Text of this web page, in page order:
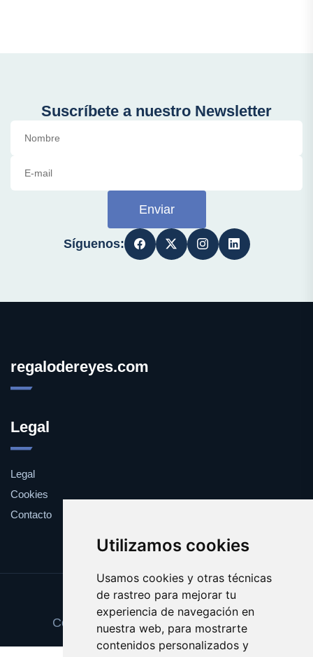
Utilizamos cookies
Usamos cookies y otras técnicas
de rastreo para mejorar tu
experiencia de navegación en
nuestra web, para mostrarte
contenidos personalizados y
Suscríbete a nuestro Newsletter
Enviar
Síguenos:
regalodereyes.com
Legal
Legal
Cookies
Contacto
Update cookies preferences
Copyright © 2025 regalodereyes.com